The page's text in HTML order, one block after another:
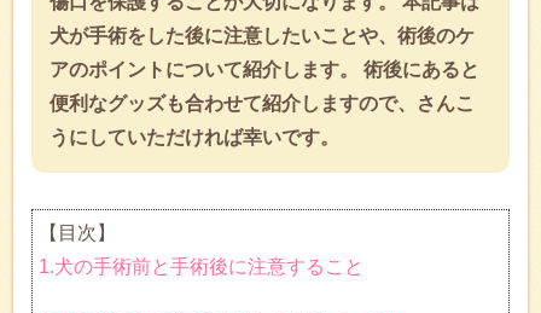
犬が手術をした後に注意したいことや、術後のケ
アのポイントについて紹介します。 術後にあると
便利なグッズも合わせて紹介しますので、さんこ
うにしていただければ幸いです。
【目次】
1.犬の手術前と手術後に注意すること